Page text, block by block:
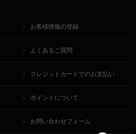
お客様情報の登録
よくあるご質問
クレジットカードでのお支払い
ポイントについて
お問い合わせフォーム